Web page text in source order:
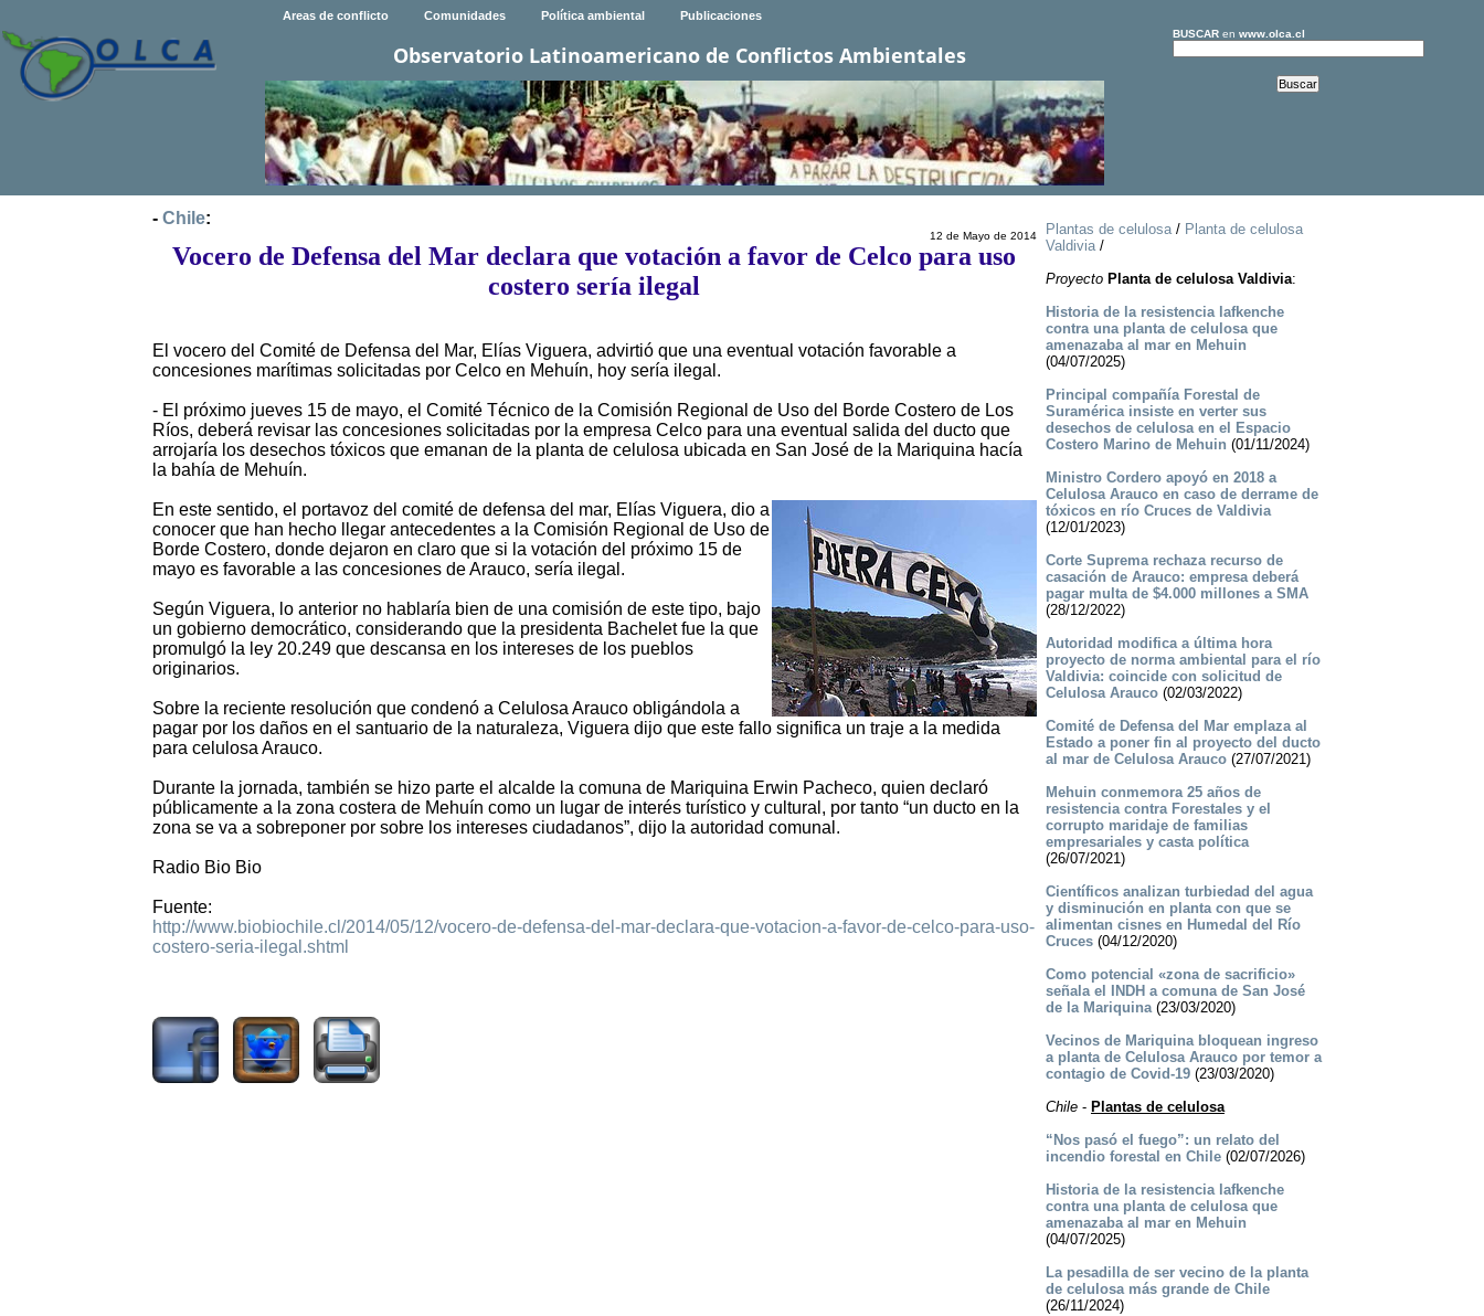
Areas de conflicto Comunidades Política ambiental Publicaciones
Observatorio Latinoamericano de Conflictos Ambientales
BUSCARen www.olca.cl
- Chile:
12 de Mayo de 2014
Vocero de Defensa del Mar declara que votación a favor de Celco para uso
costero sería ilegal
El vocero del Comité de Defensa del Mar, Elías Viguera, advirtió que una eventual votación favorable a
concesiones marítimas solicitadas por Celco en Mehuín, hoy sería ilegal.
- El próximo jueves 15 de mayo, el Comité Técnico de la Comisión Regional de Uso del Borde Costero de Los
Ríos, deberá revisar las concesiones solicitadas por la empresa Celco para una eventual salida del ducto que
arrojaría los desechos tóxicos que emanan de la planta de celulosa ubicada en San José de la Mariquina hacía
la bahía de Mehuín.
En este sentido, el portavoz del comité de defensa del mar, Elías Viguera, dio a
conocer que han hecho llegar antecedentes a la Comisión Regional de Uso de
Borde Costero, donde dejaron en claro que si la votación del próximo 15 de
mayo es favorable a las concesiones de Arauco, sería ilegal.
Según Viguera, lo anterior no hablaría bien de una comisión de este tipo, bajo
un gobierno democrático, considerando que la presidenta Bachelet fue la que
promulgó la ley 20.249 que descansa en los intereses de los pueblos
originarios.
Sobre la reciente resolución que condenó a Celulosa Arauco obligándola a
pagar por los daños en el santuario de la naturaleza, Viguera dijo que este fallo significa un traje a la medida
para celulosa Arauco.
Durante la jornada, también se hizo parte el alcalde la comuna de Mariquina Erwin Pacheco, quien declaró
públicamente a la zona costera de Mehuín como un lugar de interés turístico y cultural, por tanto “un ducto en la
zona se va a sobreponer por sobre los intereses ciudadanos”, dijo la autoridad comunal.
Radio Bio Bio
Fuente:
http://www.biobiochile.cl/2014/05/12/vocero-de-defensa-del-mar-declara-que-votacion-a-favor-de-celco-para-uso-
costero-seria-ilegal.shtml
Plantas de celulosa/ Planta de celulosa
Valdivia/
Proyecto Planta de celulosa Valdivia:
Historia de la resistencia lafkenche
contra una planta de celulosa que
amenazaba al mar en Mehuin
(04/07/2025)
Principal compañía Forestal de
Suramérica insiste en verter sus
desechos de celulosa en el Espacio
Costero Marino de Mehuin (01/11/2024)
Ministro Cordero apoyó en 2018 a
Celulosa Arauco en caso de derrame de
tóxicos en río Cruces de Valdivia
(12/01/2023)
Corte Suprema rechaza recurso de
casación de Arauco: empresa deberá
pagar multa de $4.000 millones a SMA
(28/12/2022)
Autoridad modifica a última hora
proyecto de norma ambiental para el río
Valdivia: coincide con solicitud de
Celulosa Arauco(02/03/2022)
Comité de Defensa del Mar emplaza al
Estado a poner fin al proyecto del ducto
al mar de Celulosa Arauco(27/07/2021)
Mehuin conmemora 25 años de
resistencia contra Forestales y el
corrupto maridaje de familias
empresariales y casta política
(26/07/2021)
Científicos analizan turbiedad del agua
y disminución en planta con que se
alimentan cisnes en Humedal del Río
Cruces(04/12/2020)
Como potencial «zona de sacrificio»
señala el INDH a comuna de San José
de la Mariquina(23/03/2020)
Vecinos de Mariquina bloquean ingreso
a planta de Celulosa Arauco por temor a
contagio de Covid-19(23/03/2020)
Chile- Plantas de celulosa
“Nos pasó el fuego”: un relato del
incendio forestal en Chile(02/07/2026)
Historia de la resistencia lafkenche
contra una planta de celulosa que
amenazaba al mar en Mehuin
(04/07/2025)
La pesadilla de ser vecino de la planta
de celulosa más grande de Chile
(26/11/2024)